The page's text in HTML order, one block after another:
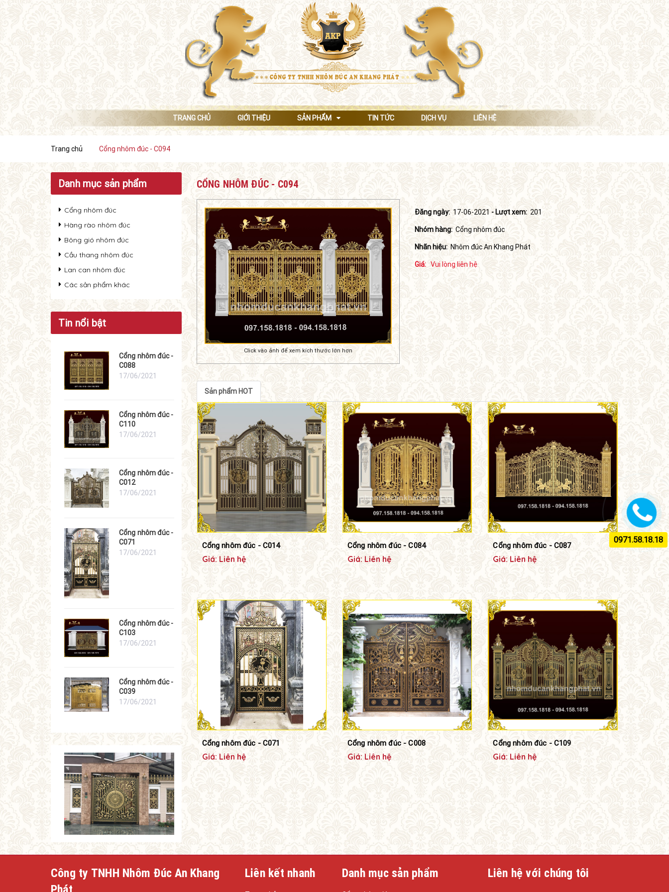
TRANG CHỦ GIỚI THIỆU SẢN PHẨM TIN TỨC DỊCH VỤ LIÊN HỆ
Trang chủ Cổng nhôm đúc - C094
CỔNG NHÔM ĐÚC - C094
Click vào ảnh để xem kích thước lớn hơn
Đăng ngày: 17-06-2021 - Lượt xem: 201
Nhóm hàng: Cổng nhôm đúc
Nhãn hiệu: Nhôm đúc An Khang Phát
Giá: Vui lòng liên hệ
Sản phẩm HOT
Cổng nhôm đúc - C014
Giá: Liên hệ
Cổng nhôm đúc - C084
Giá: Liên hệ
Cổng nhôm đúc - C087
Giá: Liên hệ
Cổng nhôm đúc - C071
Giá: Liên hệ
Cổng nhôm đúc - C008
Giá: Liên hệ
Cổng nhôm đúc - C109
Giá: Liên hệ
Danh mục sản phẩm
Cổng nhôm đúc
Hàng rào nhôm đúc
Bông gió nhôm đúc
Cầu thang nhôm đúc
Lan can nhôm đúc
Các sản phẩm khác
Tin nổi bật
Cổng nhôm đúc -
C088
17/06/2021
Cổng nhôm đúc -
C110
17/06/2021
Cổng nhôm đúc -
C012
17/06/2021
Cổng nhôm đúc -
C071
17/06/2021
Cổng nhôm đúc -
C103
17/06/2021
Cổng nhôm đúc -
C039
17/06/2021
Công ty TNHH Nhôm Đúc An Khang
Liên kết nhanh Danh mục sản phẩm Liên hệ với chúng tôi
0971.58.18.18